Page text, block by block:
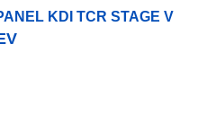
KDI TCR STAGE V